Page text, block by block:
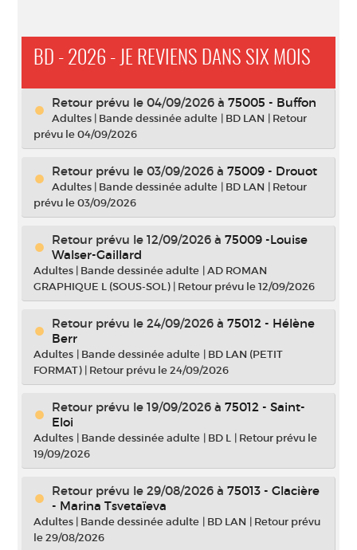
BD - 2026 - JE REVIENS DANS SIX MOIS
Retour prévu le 04/09/2026 à 75005 - Buffon
Adultes | Bande dessinée adulte | BD LAN | Retour
prévu le 04/09/2026
Retour prévu le 03/09/2026 à 75009 - Drouot
Adultes | Bande dessinée adulte | BD LAN | Retour
prévu le 03/09/2026
Retour prévu le 12/09/2026 à 75009 -Louise
Walser-Gaillard
Adultes | Bande dessinée adulte |AD ROMAN
GRAPHIQUE L (SOUS-SOL) | Retour prévu le 12/09/2026
Retour prévu le 24/09/2026 à 75012 - Hélène
Berr
Adultes | Bande dessinée adulte | BD LAN (PETIT
FORMAT) | Retour prévu le 24/09/2026
Retour prévu le 19/09/2026 à 75012 - Saint-
Eloi
Adultes | Bande dessinée adulte | BD L | Retour prévu le
19/09/2026
Retour prévu le 29/08/2026 à 75013 - Glacière
- Marina Tsvetaïeva
Adultes | Bande dessinée adulte | BD LAN | Retour prévu
le 29/08/2026